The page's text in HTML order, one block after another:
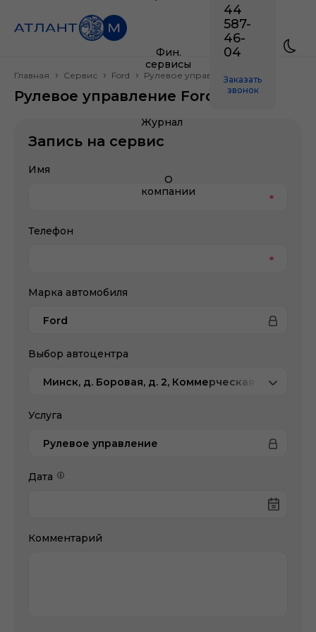
Фин.
сервисы
Журнал
О
компании
44
587-
46-
04
Заказать
звонок
Главная Сервис Ford Рулевое управление
Рулевое управление Ford
Запись на сервис
Имя
Телефон
Марка автомобиля
Ford
Выбор автоцентра
Минск, д. Боровая, д. 2, Коммерческая техника
Услуга
Рулевое управление
Дата
Комментарий